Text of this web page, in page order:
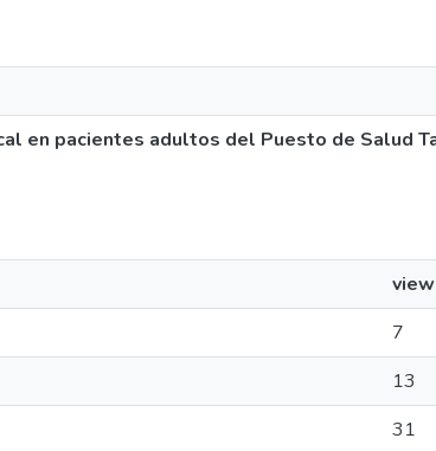
en pacientes adultos del Puesto de Salud
7
13
31